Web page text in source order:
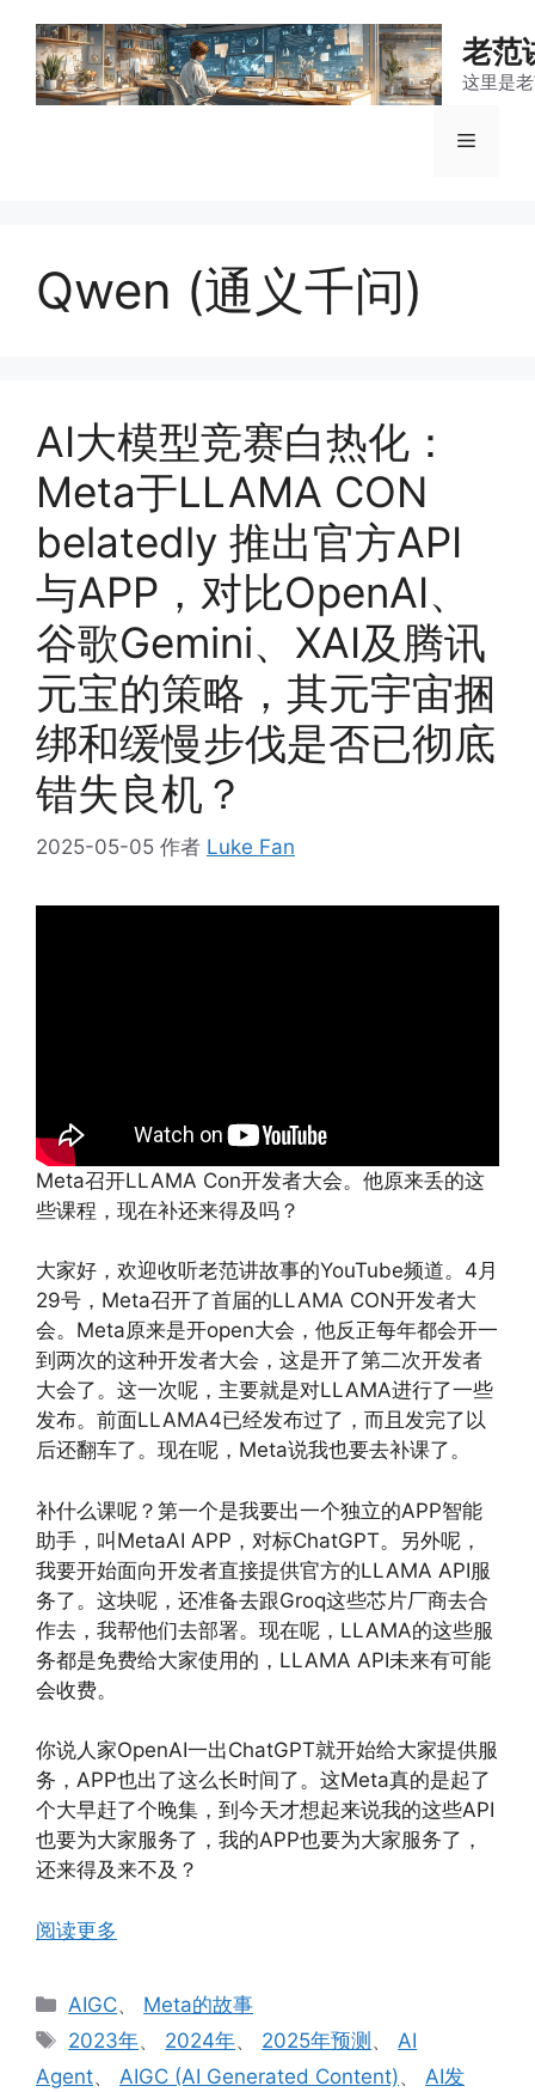
老范
这里是
菜
Qwen (通义千问)
AI大模型竞赛白热化：
Meta于LLAMA CON
belatedly 推出官方API
与APP，对比OpenAI、
谷歌Gemini、XAI及腾讯
元宝的策略，其元宇宙捆
绑和缓慢步伐是否已彻底
错失良机？
2025-05-05 作者 Luke Fan
Meta召开LLAMA Con开发者大会。他原来丢的这
些课程，现在补还来得及吗？
大家好，欢迎收听老范讲故事的YouTube频道。4月
29号，Meta召开了首届的LLAMA CON开发者大
会。Meta原来是开open大会，他反正每年都会开一
到两次的这种开发者大会，这是开了第二次开发者
大会了。这一次呢，主要就是对LLAMA进行了一些
发布。前面LLAMA4已经发布过了，而且发完了以
后还翻车了。现在呢，Meta说我也要去补课了。
补什么课呢？第一个是我要出一个独立的APP智能
助手，叫MetaAI APP，对标ChatGPT。另外呢，
我要开始面向开发者直接提供官方的LLAMA API服
务了。这块呢，还准备去跟Groq这些芯片厂商去合
作去，我帮他们去部署。现在呢，LLAMA的这些服
务都是免费给大家使用的，LLAMA API未来有可能
会收费。
你说人家OpenAI一出ChatGPT就开始给大家提供服
务，APP也出了这么长时间了。这Meta真的是起了
个大早赶了个晚集，到今天才想起来说我的这些API
也要为大家服务了，我的APP也要为大家服务了，
还来得及来不及？
阅读更多
分
类
AIGC、 Meta的故事
标
2023年、 2024年、 2025年预测、 AI
Agent、 AIGC (AI Generated Content)、 AI发